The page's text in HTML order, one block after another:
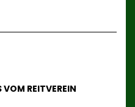
REITVEREIN